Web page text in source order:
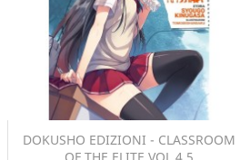
DOKUSHO EDIZIONI - CLASSROOM